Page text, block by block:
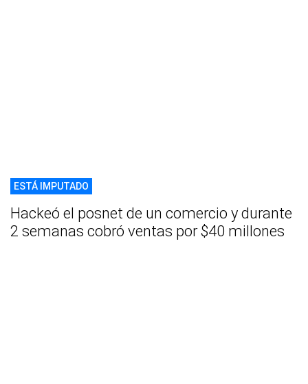
ESTÁ IMPUTADO
Hackeó el posnet de un comercio y durante
2 semanas cobró ventas por $40 millones